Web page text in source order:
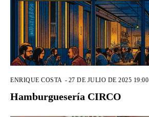
ENRIQUE COSTA - 27 DE JULIO DE 2025 19:00
Hamburguesería CIRCO